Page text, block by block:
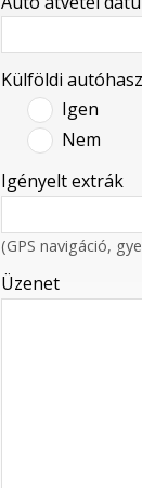
-
Külföldi
Igen
Nem
Igényelt extrák
(GPS navigáció,
Üzenet